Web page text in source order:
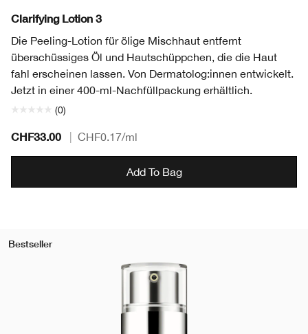
Clarifying Lotion 3
Die Peeling-Lotion für ölige Mischhaut entfernt
überschüssiges Öl und Hautschüppchen, die die Haut
fahl erscheinen lassen. Von Dermatolog:innen entwickelt.
Jetzt in einer 400-ml-Nachfüllpackung erhältlich.
(0)
CHF33.00 CHF0.17/ml
Add To Bag
Bestseller